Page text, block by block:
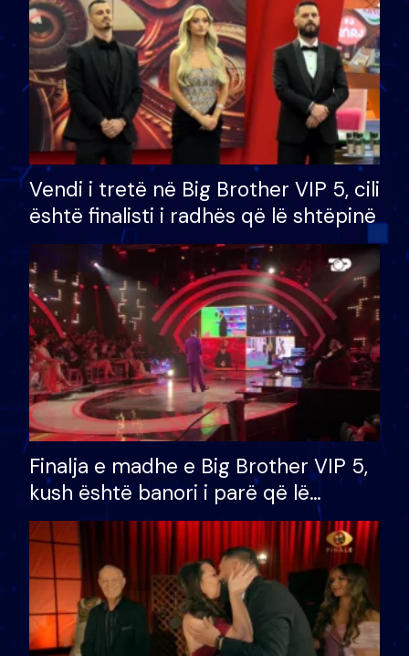
Vendi i tretë në Big Brother VIP 5, cili
është finalisti i radhës që lë shtëpinë
Finalja e madhe e Big Brother VIP 5,
kush është banori i parë që lë
shtëpinë dhe humb mundësinë për
të fituar çmimin e madh